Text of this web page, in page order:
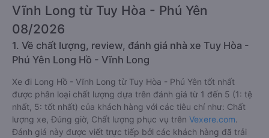
Vĩnh Long từ Tuy Hòa - Phú Yên
08/2026
1. Về chất lượng, review, đánh giá nhà xe Tuy Hòa -
Phú Yên Long Hồ - Vĩnh Long
Xe đi Long Hồ - Vĩnh Long từ Tuy Hòa - Phú Yên tốt nhất
được phân loại chất lượng dựa trên đánh giá từ 1 đến 5 (1: tệ
nhất, 5: tốt nhất) của khách hàng với các tiêu chí như: Chất
lượng xe, Đúng giờ, Chất lượng phục vụ trên Vexere.com.
Đánh giá này được viết trực tiếp bởi các khách hàng đã trải